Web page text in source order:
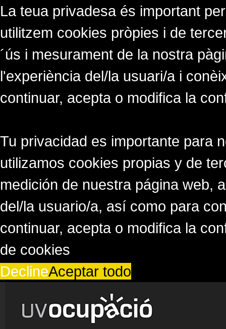
La teua privadesa és important
utilitzem cookies pròpies i de
´ús i mesurament de la nostra
l'experiència del/la usuari/a i
continuar, acepta o modifica la
Tu privacidad es importante para
utilizamos cookies propias y de
medición de nuestra página web,
del/la usuario/a, así como para
continuar, acepta o modifica la
de cookies
DeclineAceptar todo